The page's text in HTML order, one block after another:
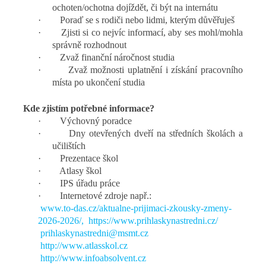
ochoten/ochotna dojíždět, či být na internátu
·
Poraď se s rodiči nebo lidmi, kterým důvěřuješ
·
Zjisti si co nejvíc informací, aby ses mohl/mohla
správně rozhodnout
·
Zvaž finanční náročnost studia
·
Zvaž možnosti uplatnění i získání pracovního
místa po ukončení studia
Kde zjistím potřebné informace?
·
Výchovný poradce
·
Dny otevřených dveří na středních školách a
učilištích
·
Prezentace škol
·
Atlasy škol
·
IPS úřadu práce
·
Internetové zdroje např.:
www.to-das.cz/aktualne-prijimaci-zkousky-zmeny-
2026-2026/, https://www.prihlaskynastredni.cz/
prihlaskynastredni@msmt.cz
http://www.atlasskol.cz
http://www.infoabsolvent.cz